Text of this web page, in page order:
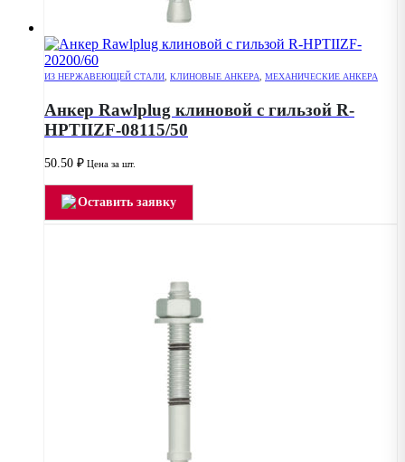
ИЗ НЕРЖАВЕЮЩЕЙ СТАЛИ КЛИНОВЫЕ АНКЕРА МЕХАНИЧЕСКИЕ АНКЕРА
Анкер Rawlplug клиновой с гильзой R-
HPTIIZF-08115/50
50.50 ₽ Цена за шт.
Оставить заявку